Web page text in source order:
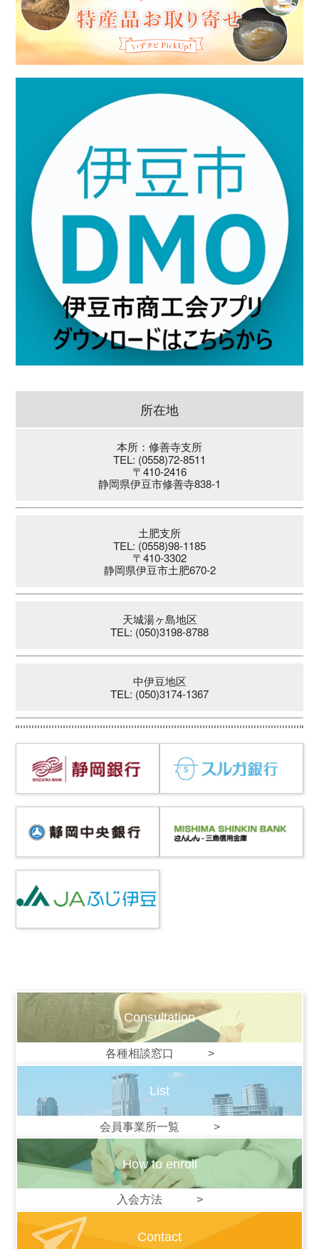
所在地
本所：修善寺支所
TEL: (0558)72-8511
〒410-2416
静岡県伊豆市修善寺838-1
土肥支所
TEL: (0558)98-1185
〒410-3302
静岡県伊豆市土肥670-2
天城湯ヶ島地区
TEL: (050)3198-8788
中伊豆地区
TEL: (050)3174-1367
Consultation
各種相談窓口 >
List
会員事業所一覧 >
How to enroll
入会方法 >
Contact